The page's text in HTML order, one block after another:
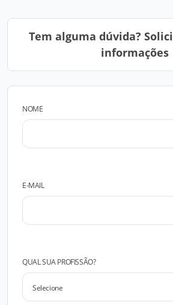
Tem alguma dúvida?
informações
NOME
E-MAIL
QUAL SUA PROFISSÃO?